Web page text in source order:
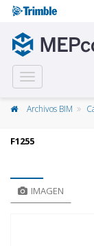
Toggle
navigation
Archivos BIM
F1255
IMAGEN